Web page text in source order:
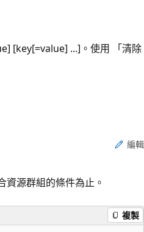
[key[=value] ...]。使用 「清除
編輯
資源群組的條件為止。
複製